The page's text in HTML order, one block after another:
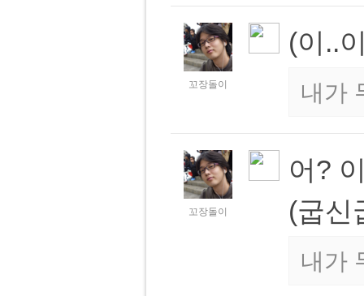
꼬장돌이
(이..
내가
꼬장돌이
어?
(굽
내가